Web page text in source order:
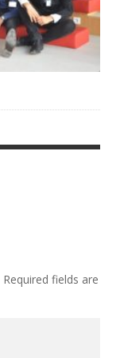
Required fields are